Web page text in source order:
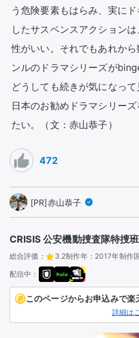
う危険要素もはらみ、実に
したサスペンスアクション
性がいい。それでもあれか
ンルのドラマシリーズが
どうしても続きが気になっ
日本のお勧めドラマシリー
たい。（文：赤山恭子）
472
[PR]赤山恭子
CRISIS 公安機動捜査隊特捜班
総合評価： 3.2制作年： 2017年制作
配信中：
このページからお申込みで楽
詳細は